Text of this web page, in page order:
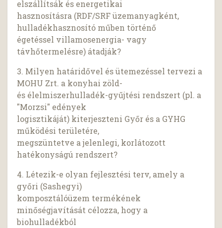
elszállítsák és energetikai
hasznosításra (RDF/SRF üzemanyagként,
hulladékhasznosító műben történő
égetéssel villamosenergia- vagy
távhőtermelésre) átadják?
3. Milyen határidővel és ütemezéssel tervezi a
MOHU Zrt. a konyhai zöld-
és élelmiszerhulladék-gyűjtési rendszert (pl. a
"Morzsi" edények
logisztikáját) kiterjeszteni Győr és a GYHG
működési területére,
megszüntetve a jelenlegi, korlátozott
hatékonyságú rendszert?
4. Létezik-e olyan fejlesztési terv, amely a
győri (Sashegyi)
komposztálóüzem termékének
minőségjavítását célozza, hogy a
biohulladékból